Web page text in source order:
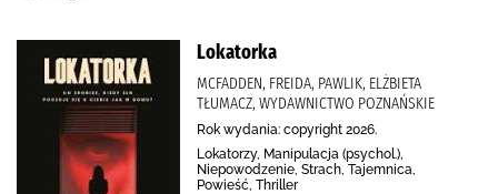
Lokatorka
MCFADDEN, FREIDA, PAWLIK, ELŻBIETA
TŁUMACZ, WYDAWNICTWO POZNAŃSKIE
Rok wydania: copyright 2026.
Lokatorzy, Manipulacja (psychol.),
Niepowodzenie, Strach, Tajemnica,
Powieść, Thriller